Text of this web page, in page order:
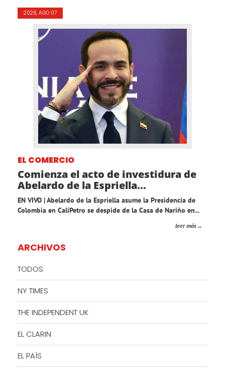
2026, AGO 07
EL COMERCIO
Comienza el acto de investidura de
Abelardo de la Espriella...
EN VIVO | Abelardo de la Espriella asume la Presidencia de
Colombia en CaliPetro se despide de la Casa de Nariño en...
leer más
ARCHIVOS
TODOS
NY TIMES
THE INDEPENDENT UK
EL CLARIN
EL PAÍS